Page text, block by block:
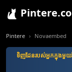
Pintere Novaembed
ទិញ​ដែន​របស់​អ្នក​ក្នុង​មួយ​